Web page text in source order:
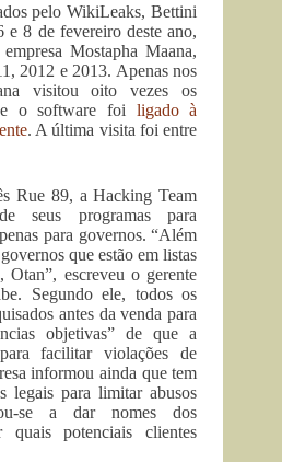
pelo WikiLeaks, Bettini
8 de fevereiro deste ano,
Mostapha Maana,
2012 e 2013. Apenas nos
visitou oito vezes os
o software foi ligado à
. A última visita foi entre
Rue 89, a Hacking Team
seus programas para
para governos. “Além
que estão em listas
escreveu o gerente
Segundo ele, todos os
antes da venda para
objetivas” de que a
facilitar violações de
informou ainda que tem
legais para limitar abusos
se a dar nomes dos
quais potenciais clientes